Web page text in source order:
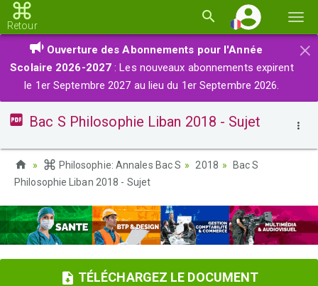
la
Retour
×
Ouverture des Abonnements pour l'Année
Scolaire 2026-2027 : Les nouveaux abonnements expirent
le 1er Septembre 2027 au lieu du 1er Septembre 2026.
Bac S Philosophie Liban 2018 - Sujet
Philosophie: Annales Bac S 2018
Bac S
Philosophie Liban 2018 - Sujet
TÉLÉCHARGEZ LE DOCUMENT